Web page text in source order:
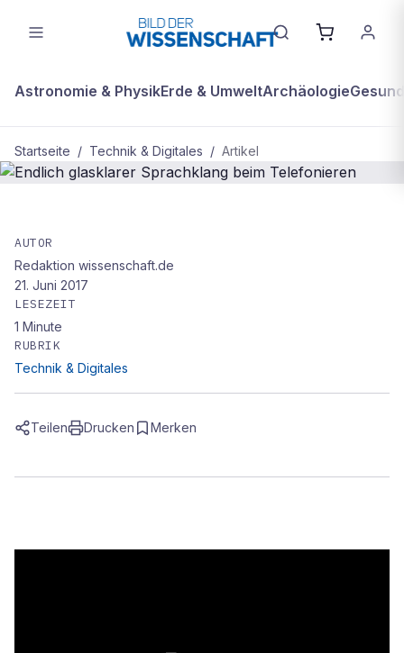
Astronomie & PhysikErde & UmweltArchäologie
Startseite / Technik & Digitales / Artikel
Endlich glasklarer Sprachklang beim
Telefonieren
AUTOR
Redaktion wissenschaft.de
21. Juni 2017
LESEZEIT
1 Minute
RUBRIK
Technik & Digitales
Teilen Drucken Merken